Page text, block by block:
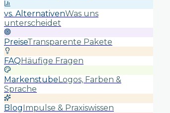
vs. AlternativenWas uns
unterscheidet
PreiseTransparente Pakete
FAQHäufige Fragen
MarkenstubeLogos, Farben &
Sprache
BlogImpulse & Praxiswissen